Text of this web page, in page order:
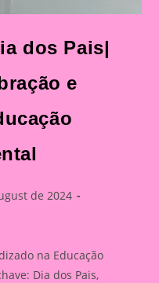
dos Pais|
e
de 2024
na Educação
Dia dos Pais,